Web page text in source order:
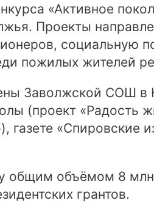
«Активное
Проекты
социальную
пожилых жителей
Заволжской СОШ в
(проект «Радость
газете «Спировские
общим объёмом 8
грантов.